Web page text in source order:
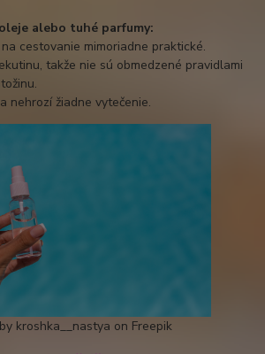
alebo tuhé parfumy:
cestovanie mimoriadne praktické.
takže nie sú obmedzené pravidlami
nehrozí žiadne vytečenie.
kroshka__nastya on Freepik